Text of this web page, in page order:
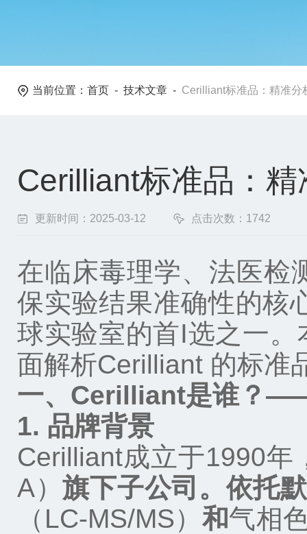
当前位置： 首页 - 技术文章 - Cerilliant标准品：精准分
Cerilliant标准品：精
更新时间：2025-03-12 点击次数：1742
在临床毒理学、法医检
保实验结果准确性的核
球实验室的首I选之一。
面解析Cerilliant 的标准
一、 Cerilliant是谁？
1. 品牌背景
Cerilliant成立于1990年
A）旗下子公司。依托
（ LC-MS/MS） 和气相